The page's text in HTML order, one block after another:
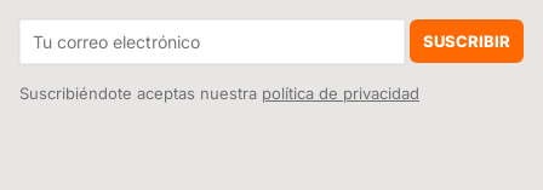
No muchos saben qué ajustes tocar en su móvil Xiaomi para estirar la batería al máximo. Yo cambio estos tres
SUSCRIBIR
Suscribiéndote aceptas nuestra política de privacidad